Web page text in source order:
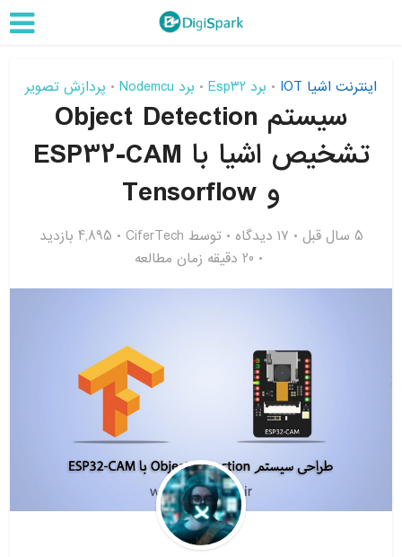
اینترنت اشیا IOT • برد Esp32 • برد Nodemcu • پردازش تصویر
سیستم Object Detection
تشخیص اشیا با ESP32-CAM
و Tensorflow
5 سال قبل ۱۷ دیدگاه توسط CiferTech
4,895 بازدید
20 دقیقه زمان مطالعه